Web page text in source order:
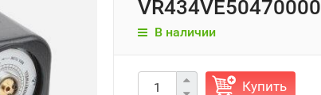
VR434VE50470000
В наличии
Купить